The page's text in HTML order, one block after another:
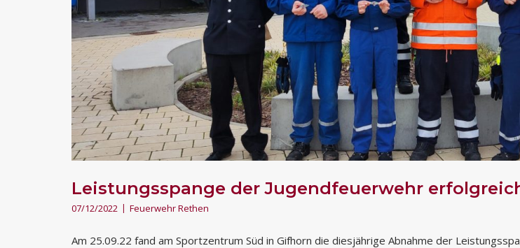
Leistungsspange der Jugendfeuerwehr
07/12/2022 Feuerwehr Rethen
Am 25.09.22 fand am Sportzentrum Süd in Gifhorn die diesjährige Abnahme der